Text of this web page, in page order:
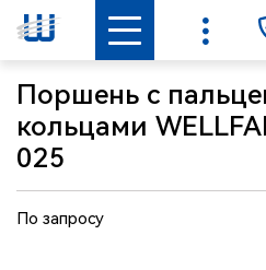
Поршень с
кольцами
025
По запросу